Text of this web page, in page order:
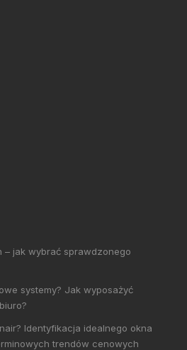
– jak wybrać sprawdzonego
systemy? Jak wyposażyć
Identyfikacja idealnego okna
trendów cenowych